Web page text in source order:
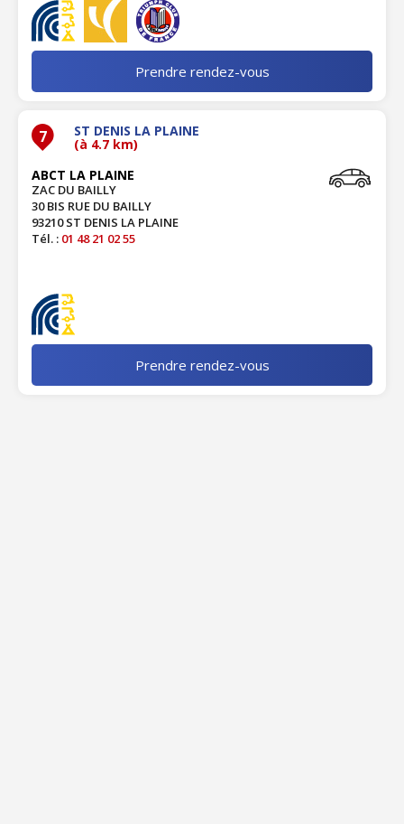
Prendre rendez-vous
7 ST DENIS LA PLAINE
(à 4.7 km)
ABCT LA PLAINE
ZAC DU BAILLY
30 BIS RUE DU BAILLY
93210 ST DENIS LA PLAINE
Tél. : 01 48 21 02 55
Prendre rendez-vous